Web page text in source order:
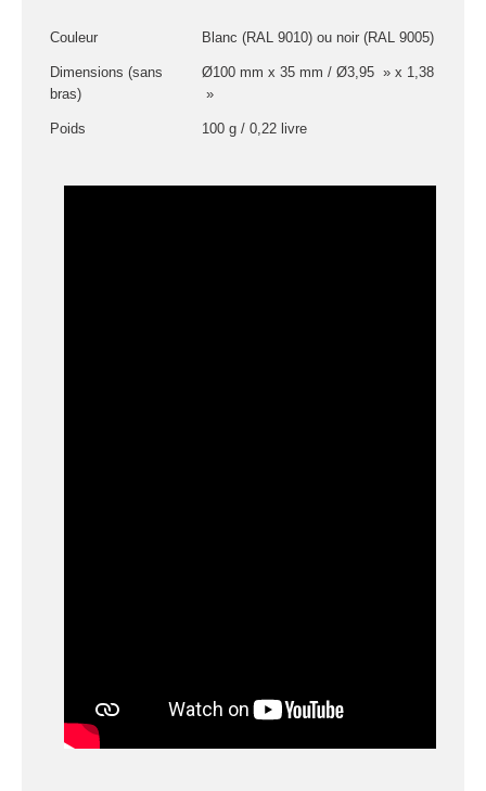
LOCATION
brouillard
lumière à led
Laser
Strobes
Couleur Blanc (RAL 9010) ou noir (RAL 9005)
Dimensions (sans
bras)
Ø100 mm x 35 mm / Ø3,95 » x 1,38
»
Poids 100 g / 0,22 livre